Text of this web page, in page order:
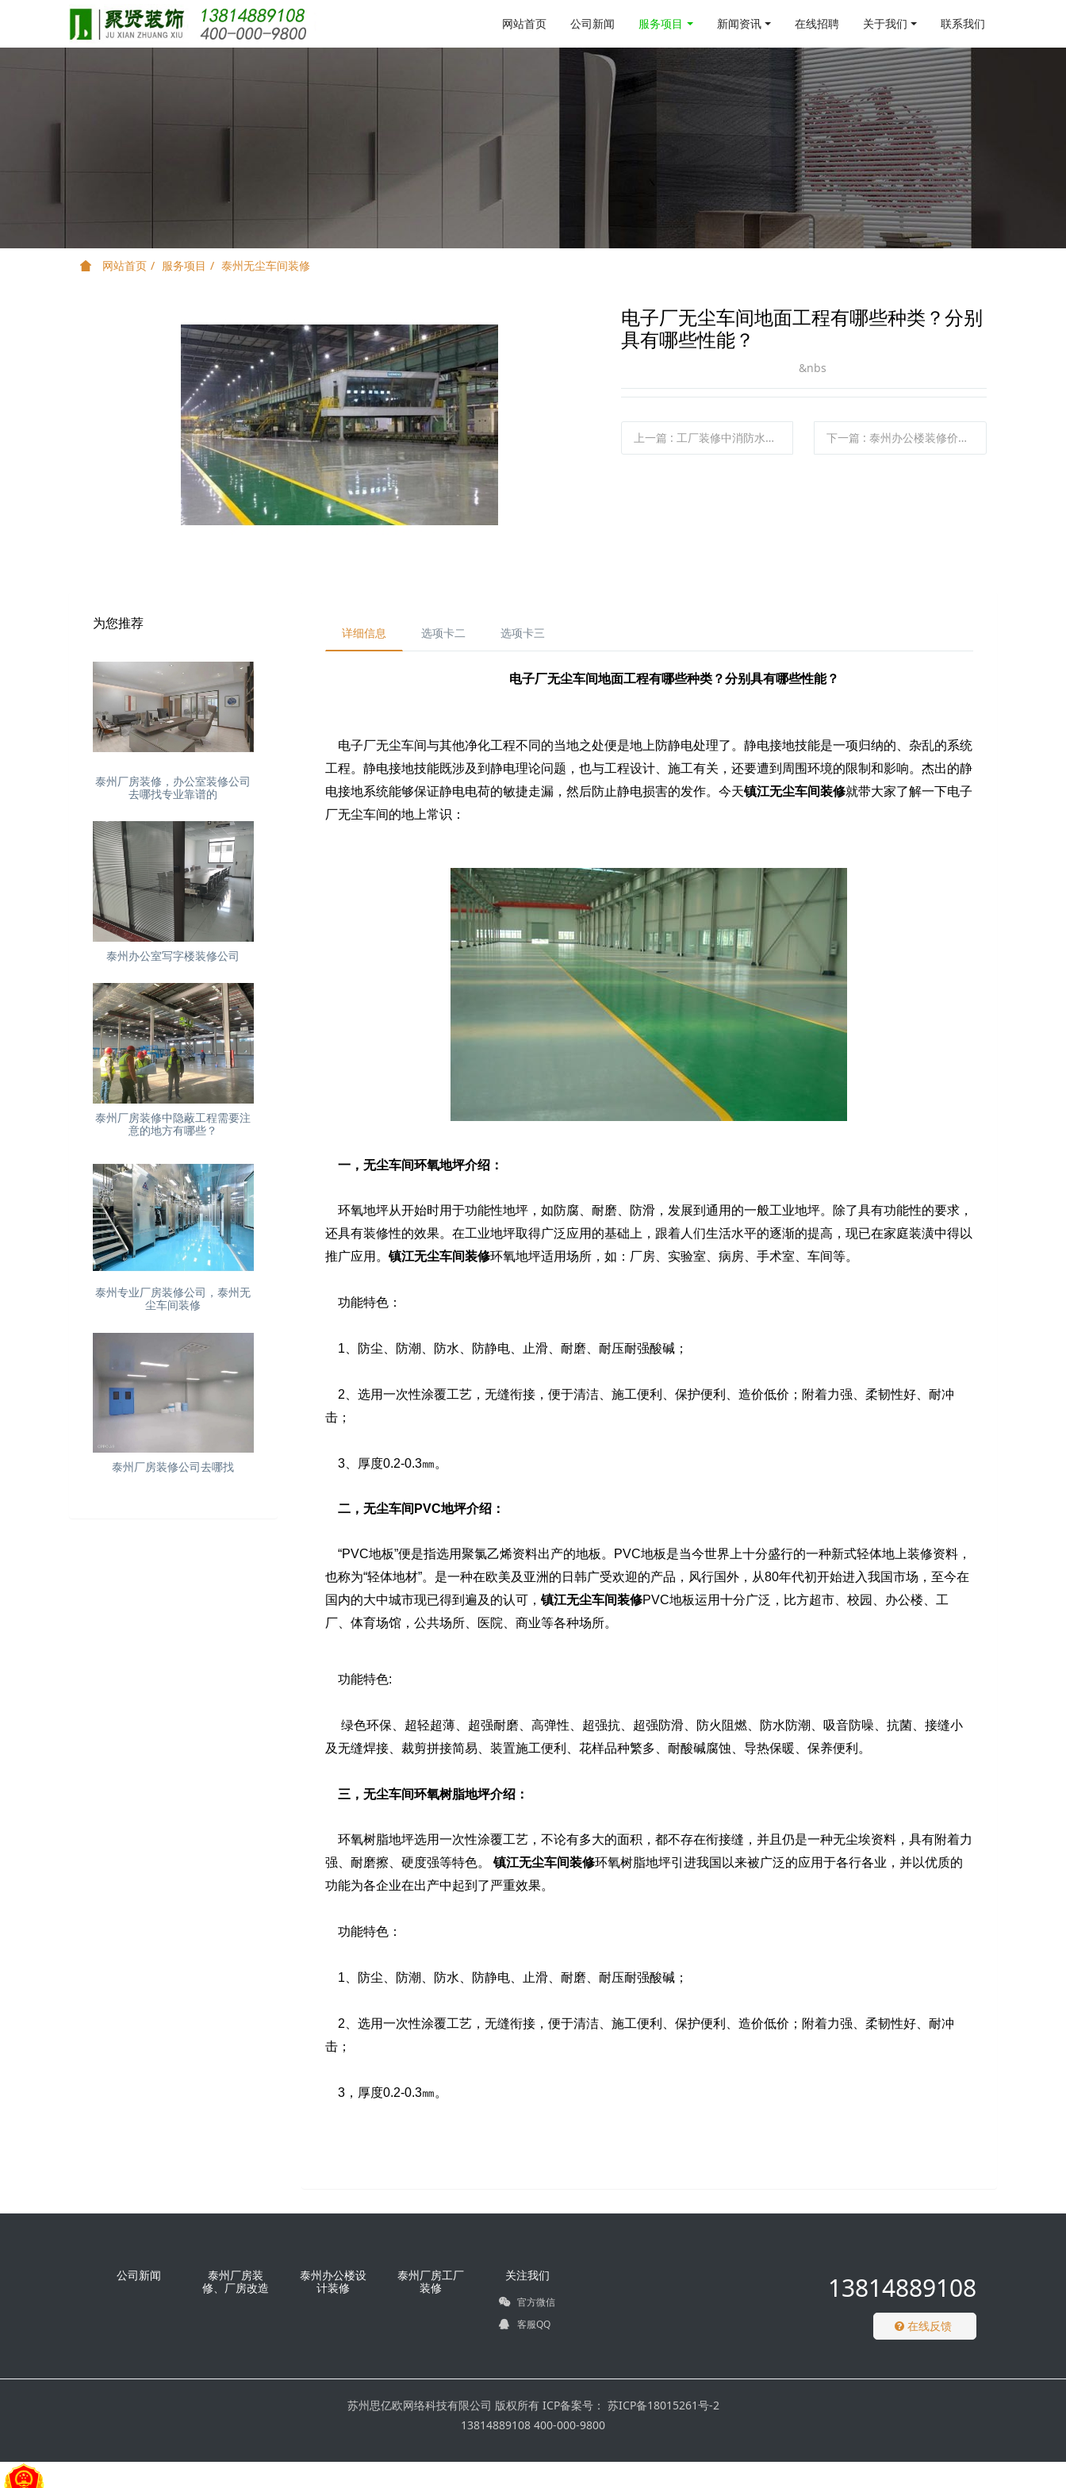
网站首页 公司新闻 服务项目 新闻资讯 在线招聘 关于我们 联系我们
网站首页 服务项目 泰州无尘车间装修
电子厂​无尘车间地面工程有哪些种类？分别
具有哪些性能？
&nbs
上一篇 : 工厂装修中消防水泵如何安装？ 下一篇 : 泰州办公楼装修价格报价是多少？有哪些注意事项？
详细信息 选项卡二 选项卡三
电子厂无尘车间地面工程有哪些种类？分别具有哪些性能？
电子厂无尘车间与其他净化工程不同的当地之处便是地上防静电处理了。静电接地技能是一项归纳的、杂乱的系统
工程。静电接地技能既涉及到静电理论问题，也与工程设计、施工有关，还要遭到周围环境的限制和影响。杰出的静
电接地系统能够保证静电电荷的敏捷走漏，然后防止静电损害的发作。今天镇江无尘车间装修就带大家了解一下电子
厂无尘车间的地上常识：
一，无尘车间环氧地坪介绍：
环氧地坪从开始时用于功能性地坪，如防腐、耐磨、防滑，发展到通用的一般工业地坪。除了具有功能性的要求，
还具有装修性的效果。在工业地坪取得广泛应用的基础上，跟着人们生活水平的逐渐的提高，现已在家庭装潢中得以
推广应用。 镇江无尘车间装修环氧地坪适用场所，如：厂房、实验室、病房、手术室、车间等。
功能特色：
1、防尘、防潮、防水、防静电、止滑、耐磨、耐压耐强酸碱；
2、选用一次性涂覆工艺，无缝衔接，便于清洁、施工便利、保护便利、造价低价；附着力强、柔韧性好、耐冲
击；
3、厚度0.2-0.3㎜。
二，无尘车间PVC地坪介绍：
“PVC地板”便是指选用聚氯乙烯资料出产的地板。PVC地板是当今世界上十分盛行的一种新式轻体地上装修资料，
也称为“轻体地材”。是一种在欧美及亚洲的日韩广受欢迎的产品，风行国外，从80年代初开始进入我国市场，至今在
国内的大中城市现已得到遍及的认可， 镇江无尘车间装修PVC地板运用十分广泛，比方超市、校园、办公楼、工
厂、体育场馆，公共场所、医院、商业等各种场所。
功能特色:
绿色环保、超轻超薄、超强耐磨、高弹性、超强抗、超强防滑、防火阻燃、防水防潮、吸音防噪、抗菌、接缝小
及无缝焊接、裁剪拼接简易、装置施工便利、花样品种繁多、耐酸碱腐蚀、导热保暖、保养便利。
三，无尘车间环氧树脂地坪介绍：
环氧树脂地坪选用一次性涂覆工艺，不论有多大的面积，都不存在衔接缝，并且仍是一种无尘埃资料，具有附着力
强、耐磨擦、硬度强等特色。 镇江无尘车间装修环氧树脂地坪引进我国以来被广泛的应用于各行各业，并以优质的
功能为各企业在出产中起到了严重效果。
功能特色：
1、防尘、防潮、防水、防静电、止滑、耐磨、耐压耐强酸碱；
2、选用一次性涂覆工艺，无缝衔接，便于清洁、施工便利、保护便利、造价低价； 附着力强、柔韧性好、耐冲
击；
3，厚度0.2-0.3㎜。
为您推荐
泰州厂房装修，办公室装修公司
去哪找专业靠谱的
泰州办公室写字楼装修公司
泰州厂房装修中隐蔽工程需要注
意的地方有哪些？
泰州专业厂房装修公司，泰州无
尘车间装修
泰州厂房装修公司去哪找
公司新闻
泰州厂房装
修、厂房改造
泰州办公楼设
计装修
泰州厂房工厂
装修
关注我们
官方微信
客服QQ
13814889108
在线反馈
苏州思亿欧网络科技有限公司 版权所有 ICP备案号： 苏ICP备18015261号-2
13814889108 400-000-9800